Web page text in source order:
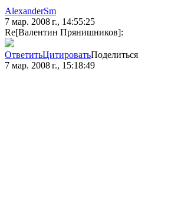
AlexanderSm
7 мар. 2008 г., 14:55:25
Re[Валентин Прянишников]:
ОтветитьЦитироватьПоделиться
7 мар. 2008 г., 15:18:49